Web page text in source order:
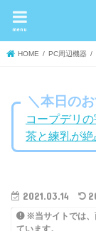
menu
HOME PC周辺機器
＼本日の
コープデリ
茶と練乳が絶
2021.03.14
※当サイトでは、
ています。